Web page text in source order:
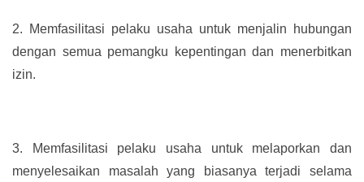
2.
Memfasilitasi pelaku usaha untuk menjalin hubungan
dengan semua pemangku kepentingan dan menerbitkan
izin.
3.
Memfasilitasi pelaku usaha untuk melaporkan dan
menyelesaikan masalah yang biasanya terjadi selama